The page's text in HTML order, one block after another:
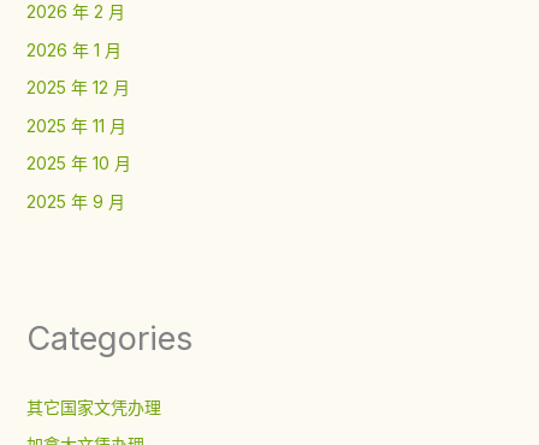
2026 年 2 月
2026 年 1 月
2025 年 12 月
2025 年 11 月
2025 年 10 月
2025 年 9 月
Categories
其它国家文凭办理